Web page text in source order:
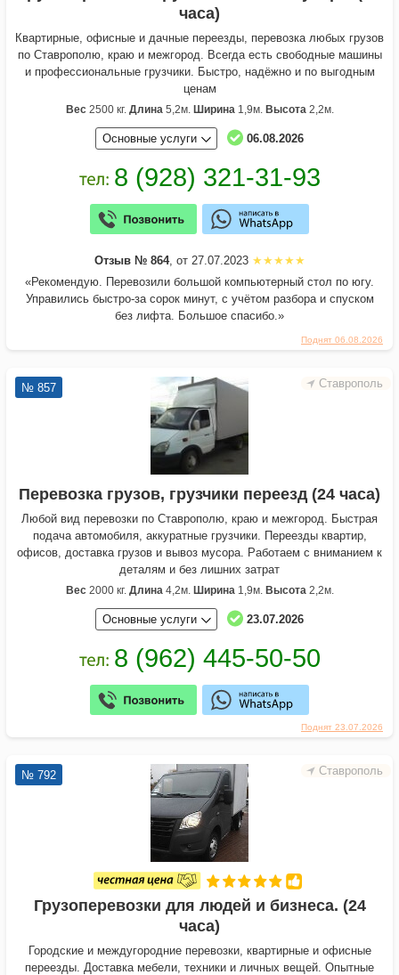
Поднят 06.08.2026
часа)
Квартирные, офисные и дачные переезды, перевозка любых грузов
по Ставрополю, краю и межгород. Всегда есть свободные машины
и профессиональные грузчики. Быстро, надёжно и по выгодным
ценам
Вес2500 кг. Длина5,2м. Ширина1,9м. Высота2,2м.
Основные услуги 06.08.2026
Отзыв № 864, от 27.07.2023
«Рекомендую. Перевозили большой компьютерный стол по югу.
Управились быстро-за сорок минут, с учётом разбора и спуском
без лифта. Большое спасибо.»
Ставрополь
Поднят 23.07.2026
№ 857
Перевозка грузов, грузчики переезд (24 часа)
Любой вид перевозки по Ставрополю, краю и межгород. Быстрая
подача автомобиля, аккуратные грузчики. Переезды квартир,
офисов, доставка грузов и вывоз мусора. Работаем с вниманием к
деталям и без лишних затрат
Вес2000 кг. Длина4,2м. Ширина1,9м. Высота2,2м.
Основные услуги 23.07.2026
Ставрополь
№ 792
Грузоперевозки для людей и бизнеса. (24
часа)
Городские и междугородние перевозки, квартирные и офисные
переезды. Доставка мебели, техники и личных вещей. Опытные